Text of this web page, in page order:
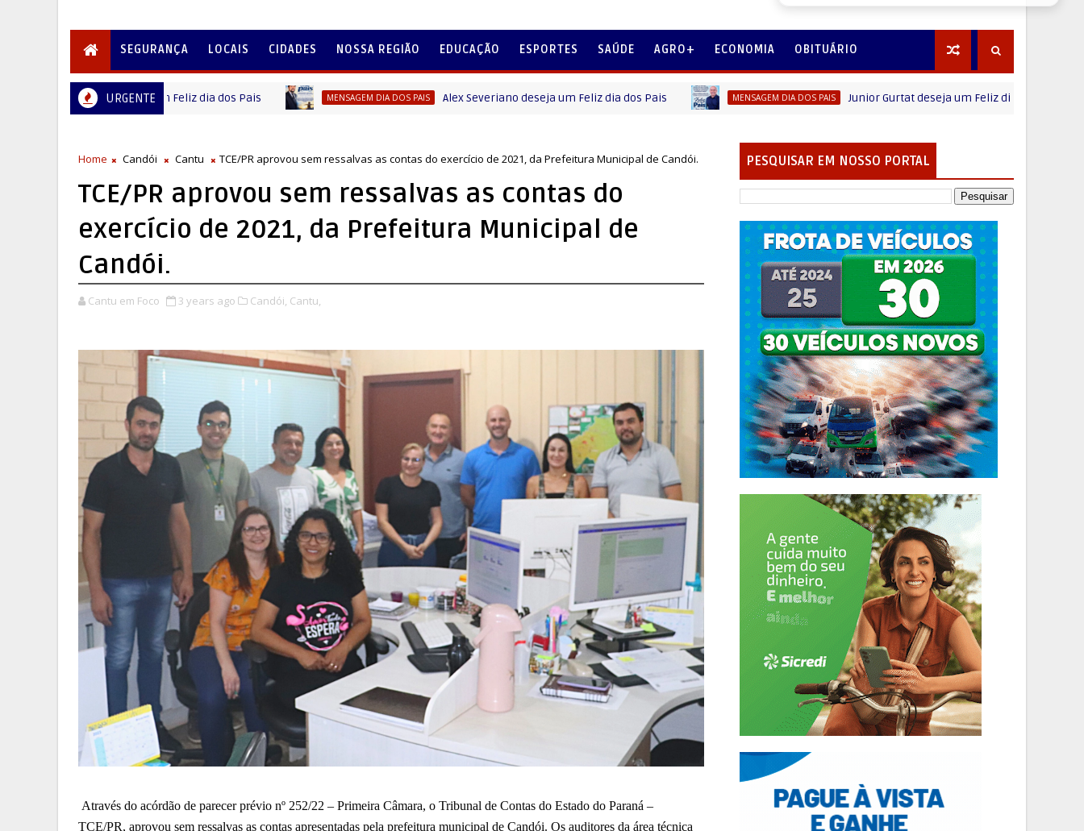
SEGURANÇA LOCAIS CIDADES NOSSA REGIÃO EDUCAÇÃO ESPORTES SAÚDE AGRO+ ECONOMIA OBITUÁRIO
URGENTE
de Paula deseja um Feliz dia dos Pais MENSAGEM DIA DOS PAIS Alex Severiano deseja um Feliz dia dos Pais MENSAGEM DIA DOS PAIS Junior Gurtat deseja um Feliz dia dos Pais
Home Candói Cantu TCE/PR aprovou sem ressalvas as contas do exercício de 2021, da Prefeitura Municipal de Candói.
TCE/PR aprovou sem ressalvas as contas do
exercício de 2021, da Prefeitura Municipal de
Candói.
Cantu em Foco 3 years ago Candói, Cantu,
Através do acórdão de parecer prévio nº 252/22 – Primeira Câmara, o Tribunal de Contas do Estado do Paraná –
TCE/PR, aprovou sem ressalvas as contas apresentadas pela prefeitura municipal de Candói. Os auditores da área técnica
PESQUISAR EM NOSSO PORTAL